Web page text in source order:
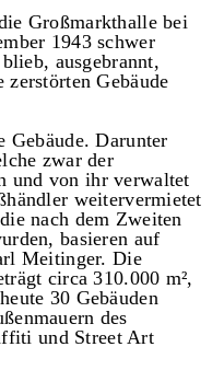
Großmarkthalle bei
1943 schwer
ausgebrannt,
Gebäude
Gebäude. Darunter
zwar der
und von ihr verwaltet
weitervermietet
nach dem Zweiten
basieren auf
Meitinger. Die
circa 310.000 m²,
30 Gebäuden
des
und Street Art